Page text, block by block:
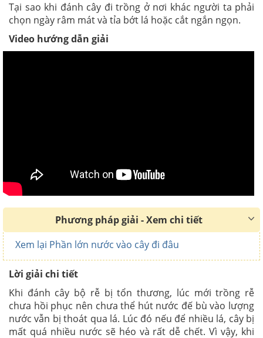
Tại sao khi đánh cây đi trồng ở nơi khác người ta phải
chọn ngày râm mát và tỉa bớt lá hoặc cắt ngắn ngọn.
Video hướng dẫn giải
Phương pháp giải - Xem chi tiết
Xem lại Phần lớn nước vào cây đi đâu
Lời giải chi tiết
Khi đánh cây bộ rễ bị tổn thương, lúc mới trồng rễ
chưa hồi phục nên chưa thể hút nước đế bù vào lượng
nước vẫn bị thoát qua lá. Lúc đó nếu để nhiều lá, cây bị
mất quá nhiều nước sẽ héo và rất dễ chết. Vì vậy, khi